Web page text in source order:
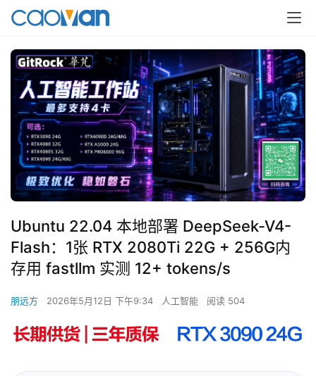
Ubuntu 22.04 本地部署 DeepSeek-V4-
Flash：1张 RTX 2080Ti 22G + 256G内
存用 fastllm 实测 12+ tokens/s
朋远方 2026年5月12日 下午9:34 人工智能 阅读 504